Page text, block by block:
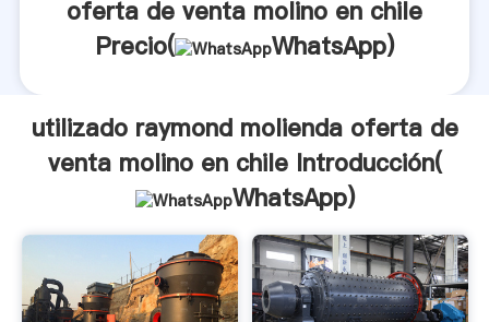
oferta de venta molino en chile
Precio(
WhatsApp)
utilizado raymond molienda oferta de
venta molino en chile Introducción(
WhatsApp)